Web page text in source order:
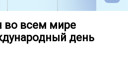
во всем мире
день